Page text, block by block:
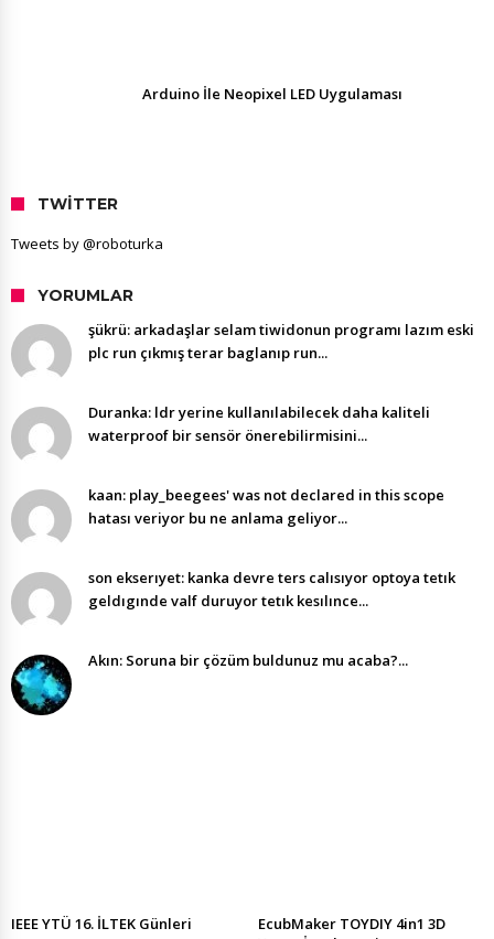
Arduino İle Neopixel LED Uygulaması
TWITTER
Tweets by @roboturka
YORUMLAR
şükrü: arkadaşlar selam tiwidonun programı lazım eski
plc run çıkmış terar baglanıp run...
Duranka: ldr yerine kullanılabilecek daha kaliteli
waterproof bir sensör önerebilirmisini...
kaan: play_beegees' was not declared in this scope
hatası veriyor bu ne anlama geliyor...
son ekserıyet: kanka devre ters calısıyor optoya tetık
geldıgınde valf duruyor tetık kesılınce...
Akın: Soruna bir çözüm buldunuz mu acaba?...
IEEE YTÜ 16. İLTEK Günleri
EcubMaker TOYDIY 4in1 3D